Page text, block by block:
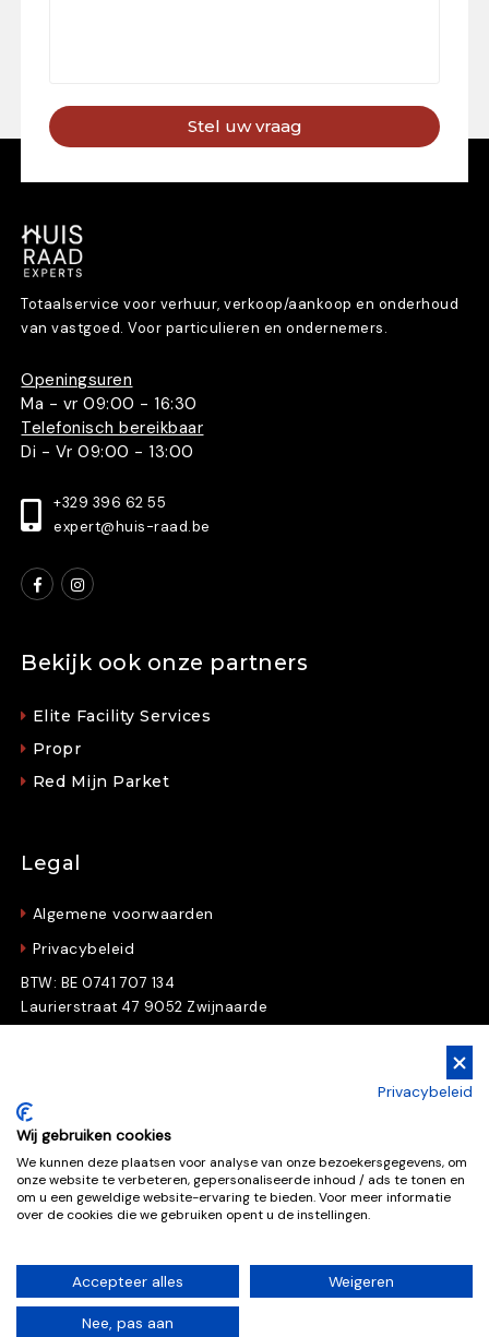
Stel uw vraag
Totaalservice voor verhuur, verkoop/aankoop en onderhoud
van vastgoed. Voor particulieren en ondernemers.
Openingsuren
Ma - vr 09:00 - 16:30
Telefonisch bereikbaar
Di - Vr 09:00 - 13:00
+329 396 62 55
expert@huis-raad.be
Bekijk ook onze partners
Elite Facility Services
Propr
Red Mijn Parket
Legal
Algemene voorwaarden
Privacybeleid
BTW: BE 0741 707 134
Laurierstraat 47 9052 Zwijnaarde
Download nu gratis e-books en whitepapers
Gratis downloads
Deze website is beschermd door reCAPTCHA, de
Privacybeleid
Wij gebruiken cookies
We kunnen deze plaatsen voor analyse van onze bezoekersgegevens, om
onze website te verbeteren, gepersonaliseerde inhoud / ads te tonen en
om u een geweldige website-ervaring te bieden. Voor meer informatie
over de cookies die we gebruiken opent u de instellingen.
Accepteer alles Weigeren
Nee, pas aan